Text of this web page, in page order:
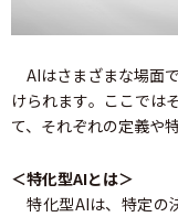
AIはさまざまな場面
けられます。ここでは
て、それぞれの定義や
＜特化型AIとは＞
特化型AIは、特定の